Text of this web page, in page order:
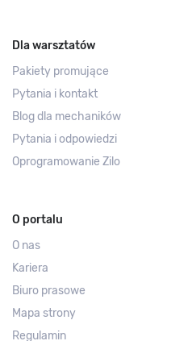
Dla warsztatów
Pakiety promujące
Pytania i kontakt
Blog dla mechaników
Pytania i odpowiedzi
Oprogramowanie Zilo
O portalu
O nas
Kariera
Biuro prasowe
Mapa strony
Regulamin